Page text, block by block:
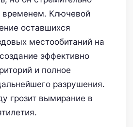
Ключевой
оставшихся
местообитаний на
эффективно
и полное
разрушения.
грозит вымирание в